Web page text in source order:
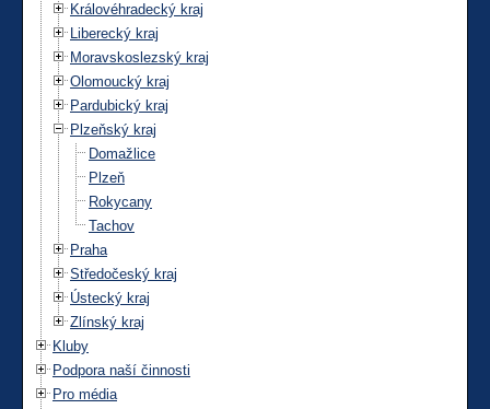
Královéhradecký kraj
Liberecký kraj
Moravskoslezský kraj
Olomoucký kraj
Pardubický kraj
Plzeňský kraj
Domažlice
Plzeň
Rokycany
Tachov
Praha
Středočeský kraj
Ústecký kraj
Zlínský kraj
Kluby
Podpora naší činnosti
Pro média